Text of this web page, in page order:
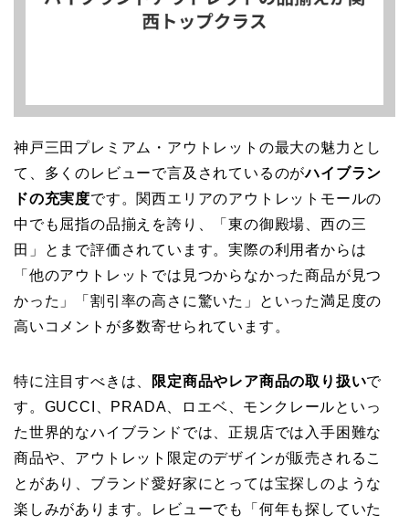
神戸三田プレミアム・アウトレットの最大の魅力とし
て、多くのレビューで言及されているのがハイブラン
ドの充実度です。関西エリアのアウトレットモールの
中でも屈指の品揃えを誇り、「東の御殿場、西の三
田」とまで評価されています。実際の利用者からは
「他のアウトレットでは見つからなかった商品が見つ
かった」「割引率の高さに驚いた」といった満足度の
高いコメントが多数寄せられています。
特に注目すべきは、 限定商品やレア商品の取り扱いで
す。GUCCI、PRADA、ロエベ、モンクレールといっ
た世界的なハイブランドでは、正規店では入手困難な
商品や、アウトレット限定のデザインが販売されるこ
とがあり、ブランド愛好家にとっては宝探しのような
楽しみがあります。レビューでも「何年も探していた